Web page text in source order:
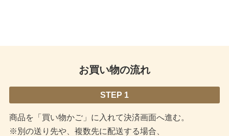
お買い物の流れ
STEP 1
商品を「買い物かご」に入れて決済画面へ進む。
※別の送り先や、複数先に配送する場合、